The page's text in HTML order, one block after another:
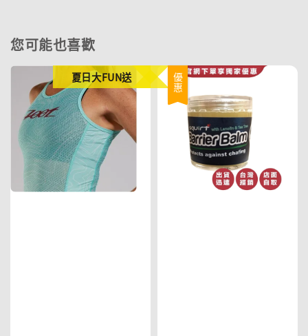
您可能也喜歡
夏日大FUN送 優惠